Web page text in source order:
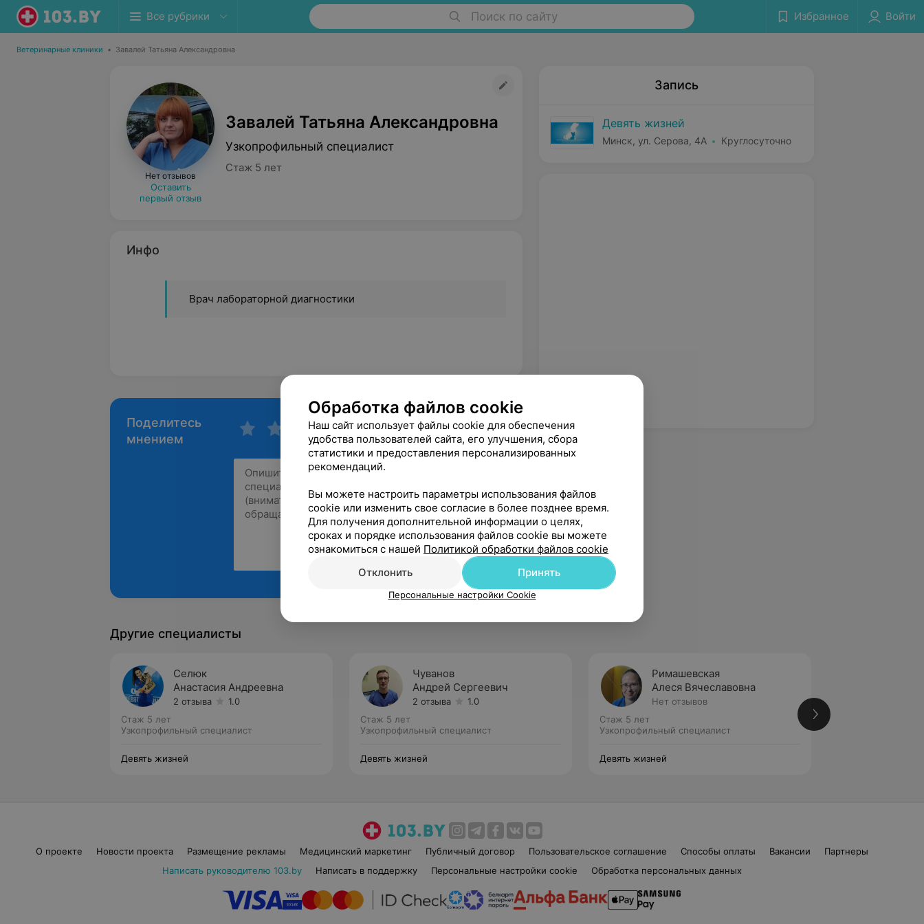
Все рубрики Поиск по сайту Избранное Войти
Ветеринарные клиники • Завалей Татьяна Александровна
Нет отзывов
Оставить
первый отзыв
Завалей Татьяна Александровна
Узкопрофильный специалист
Стаж 5 лет
Инфо
Врач лабораторной диагностики
Поделитесь
мнением
Рекомендую
Запись
Девять жизней
Минск, ул. Серова, 4А Круглосуточно
Другие специалисты
Селюк
Анастасия Андреевна
2 отзыва
1.0
Стаж 5 лет
Узкопрофильный специалист
Девять жизней
Чуванов
Андрей Сергеевич
2 отзыва
1.0
Стаж 5 лет
Узкопрофильный специалист
Девять жизней
Римашевская
Алеся Вячеславовна
Нет отзывов
Стаж 5 лет
Узкопрофильный специалист
Девять жизней
О проекте Новости проекта Размещение рекламы Медицинский маркетинг Публичный договор Пользовательское соглашение Способы оплаты Вакансии
Партнеры
Написать руководителю 103.by
Написать в поддержку Персональные настройки cookie Обработка персональных данных
Обработка файлов cookie
Наш сайт использует файлы cookie для обеспечения
удобства пользователей сайта, его улучшения, сбора
статистики и предоставления персонализированных
рекомендаций.
Вы можете настроить параметры использования файлов
cookie или изменить свое согласие в более позднее время.
Для получения дополнительной информации о целях,
сроках и порядке использования файлов cookie вы можете
ознакомиться с нашей Политикой обработки файлов cookie
Отклонить
Принять
Персональные настройки Cookie